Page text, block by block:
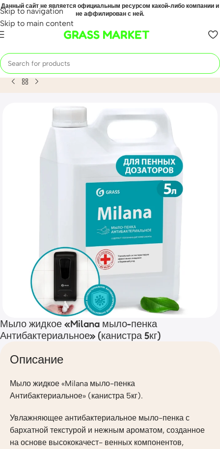
Skip to navigation
Skip to main content
Данный сайт не является официальным ресурсом какой-либо компании и
не аффилирован с ней.
GRASS MARKET
Home Mahsulot Мыло жидкое «Milana мыло-пенка
Мыло жидкое «Milana мыло-пенка
Антибактериальное» (канистра 5кг)
Описание
Мыло жидкое «Milana мыло-пенка
Антибактериальное» (канистра 5кг).
Увлажняющее антибактериальное мыло-пенка с
бархатной текстурой и нежным ароматом, созданное
на основе высококачест- венных компонентов,